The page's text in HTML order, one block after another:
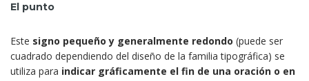
El punto
Este signo pequeño y generalmente redondo (puede ser
cuadrado dependiendo del diseño de la familia tipográfica) se
utiliza para indicar gráficamente el fin de una oración o en